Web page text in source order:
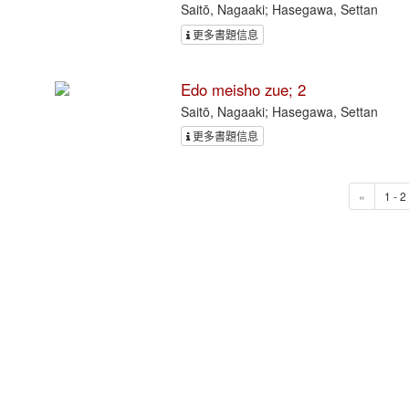
Saitō, Nagaaki; Hasegawa, Settan
更多書題信息
Edo meisho zue; 2
Saitō, Nagaaki; Hasegawa, Settan
更多書題信息
« 1 -